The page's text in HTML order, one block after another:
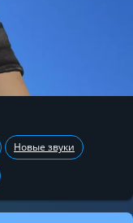
Новые звуки